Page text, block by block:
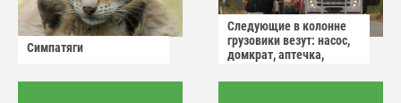
Симпатяги
Следующие в колонне
грузовики везут: насос,
домкрат, аптечка,